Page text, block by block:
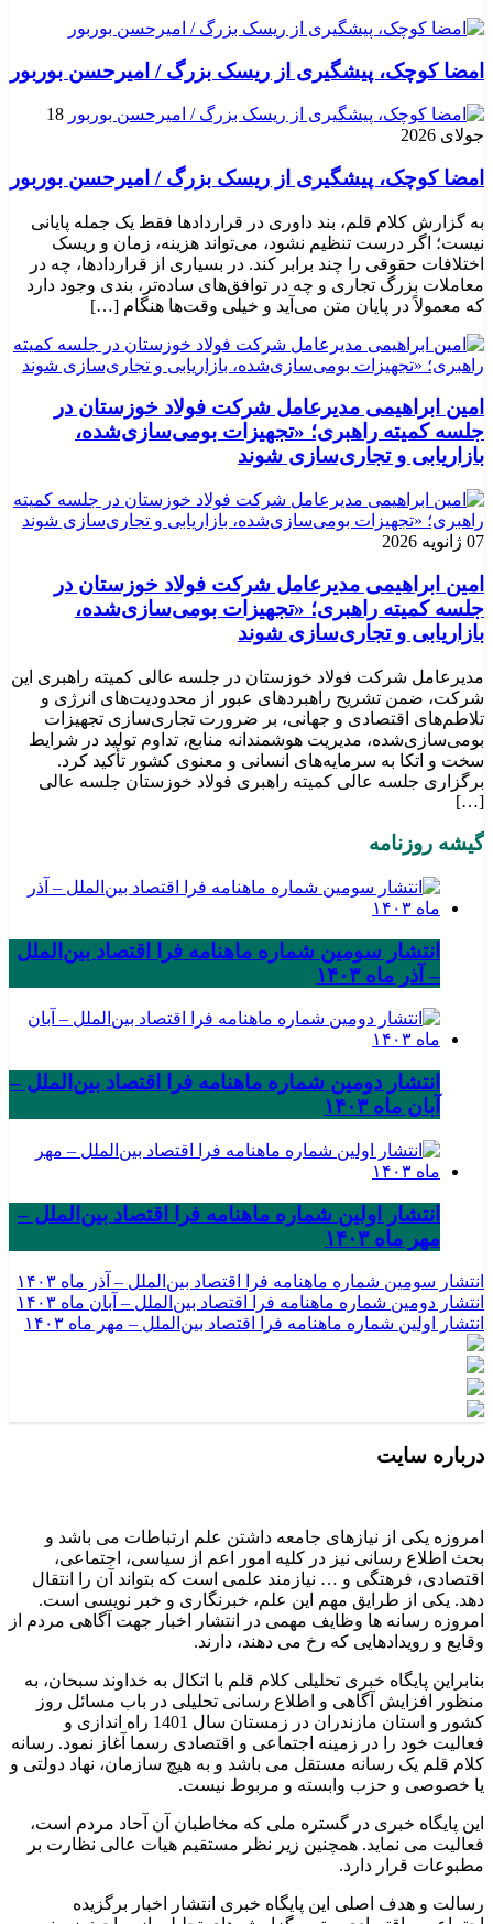
امضا کوچک، پیشگیری از ریسک بزرگ / امیرحسن بوربور
18
جولای 2026
امضا کوچک، پیشگیری از ریسک بزرگ / امیرحسن بوربور
به گزارش کلام قلم، بند داوری در قراردادها فقط یک جمله پایانی
نیست؛ اگر درست تنظیم نشود، می‌تواند هزینه، زمان و ریسک
اختلافات حقوقی را چند برابر کند. در بسیاری از قراردادها، چه در
معاملات بزرگ تجاری و چه در توافق‌های ساده‌تر، بندی وجود دارد
که معمولاً در پایان متن می‌آید و خیلی وقت‌ها هنگام […]
امین ابراهیمی مدیرعامل شرکت فولاد خوزستان در
جلسه کمیته راهبری؛ «تجهیزات بومی‌سازی‌شده،
بازاریابی و تجاری‌سازی شوند
07 ژانویه 2026
امین ابراهیمی مدیرعامل شرکت فولاد خوزستان در
جلسه کمیته راهبری؛ «تجهیزات بومی‌سازی‌شده،
بازاریابی و تجاری‌سازی شوند
مدیرعامل شرکت فولاد خوزستان در جلسه عالی کمیته راهبری این
شرکت، ضمن تشریح راهبردهای عبور از محدودیت‌های انرژی و
تلاطم‌های اقتصادی و جهانی، بر ضرورت تجاری‌سازی تجهیزات
بومی‌سازی‌شده، مدیریت هوشمندانه منابع، تداوم تولید در شرایط
سخت و اتکا به سرمایه‌های انسانی و معنوی کشور تأکید کرد.
برگزاری جلسه عالی کمیته راهبری فولاد خوزستان جلسه عالی
[…]
گیشه روزنامه
انتشار سومین شماره ماهنامه فرا اقتصاد بین‌الملل
– آذر ماه ۱۴۰۳
انتشار دومین شماره ماهنامه فرا اقتصاد بین‌الملل –
آبان ماه ۱۴۰۳
انتشار اولین شماره ماهنامه فرا اقتصاد بین‌الملل –
مهر ماه ۱۴۰۳
انتشار سومین شماره ماهنامه فرا اقتصاد بین‌الملل – آذر ماه ۱۴۰۳
انتشار دومین شماره ماهنامه فرا اقتصاد بین‌الملل – آبان ماه ۱۴۰۳
انتشار اولین شماره ماهنامه فرا اقتصاد بین‌الملل – مهر ماه ۱۴۰۳
درباره سایت
امروزه یکی از نیازهای جامعه داشتن علم ارتباطات می باشد و
بحث اطلاع رسانی نیز در کلیه امور اعم از سیاسی، اجتماعی،
اقتصادی، فرهتگی و … نیازمند علمی است که بتواند آن را انتقال
دهد. یکی از طرایق مهم این علم، خبرنگاری و خبر نویسی است.
امروزه رسانه ها وظایف مهمی در انتشار اخبار جهت آگاهی مردم از
وقایع و رویدادهایی که رخ می دهند، دارند.
بنابراین پایگاه خبری تحلیلی کلام قلم با اتکال به خداوند سبحان، به
منظور افزایش آگاهی و اطلاع رسانی تحلیلی در باب مسائل روز
کشور و استان مازندران در زمستان سال 1401 راه اندازی و
فعالیت خود را در زمینه اجتماعی و اقتصادی رسما آغاز نمود. رسانه
کلام قلم یک رسانه مستقل می باشد و به هیچ سازمان، نهاد دولتی و
یا خصوصی و حزب وابسته و مربوط نیست.
این پایگاه خبری در گستره ملی که مخاطبان آن آحاد مردم است،
فعالیت می نماید. همچنین زیر نظر مستقیم هیات عالی نظارت بر
مطبوعات قرار دارد.
رسالت و هدف اصلی این پایگاه خبری انتشار اخبار برگزیده